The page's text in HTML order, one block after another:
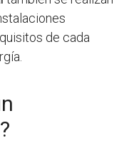
de cada